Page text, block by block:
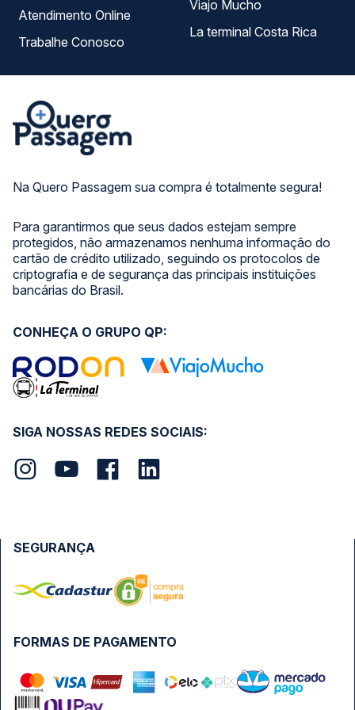
Na Quero Passagem sua compra é totalmente segura!
Para garantirmos que seus dados estejam sempre
protegidos, não armazenamos nenhuma informação do
cartão de crédito utilizado, seguindo os protocolos de
criptografia e de segurança das principais instituições
bancárias do Brasil.
Atendimento Online
Trabalhe Conosco
Viajo Mucho
La terminal Costa Rica
SIGA NOSSAS REDES SOCIAIS:
CONHEÇA O GRUPO QP:
FORMAS DE PAGAMENTO
SEGURANÇA